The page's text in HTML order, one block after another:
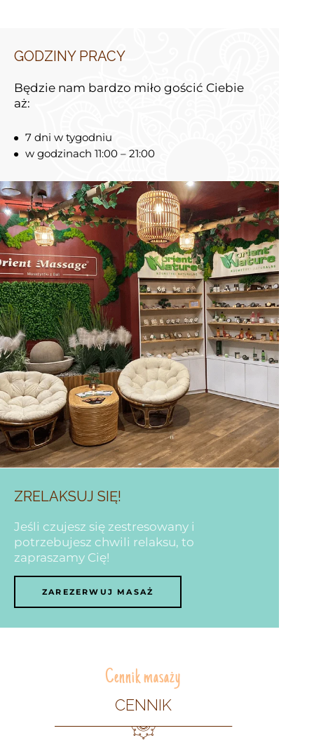
GODZINY PRACY
Będzie nam bardzo miło gościć Ciebie
aż:
7 dni w tygodniu
w godzinach 11:00 – 21:00
ZRELAKSUJ SIĘ!
Jeśli czujesz się zestresowany i
potrzebujesz chwili relaksu, to
zapraszamy Cię!
ZAREZERWUJ MASAŻ
Cennik masaży
CENNIK